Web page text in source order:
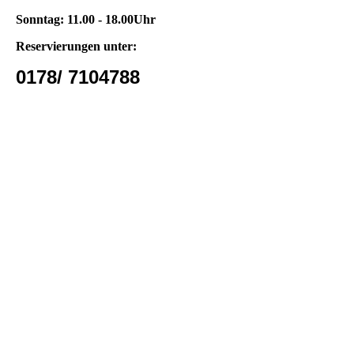
Sonntag: 11.00 - 18.00Uhr
Reservierungen unter:
0178/ 7104788